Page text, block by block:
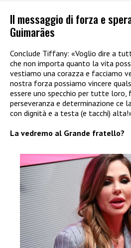
Il messaggio di forza e
Guimarães
Conclude Tiffany: «Voglio dire a
che non importa quanto la vita
vestiamo una corazza e facciamo
nostra forza possiamo vincere
essere uno specchio per tutte loro,
perseveranza e determinazione ce
con dignità e a testa (e tacchi)
La vedremo al Grande fratello?